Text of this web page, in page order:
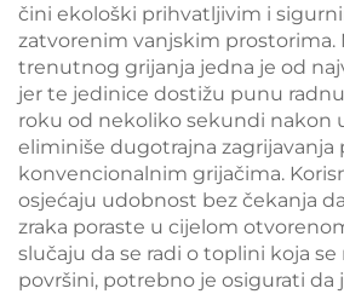
čini ekološki prihvatljivim i
zatvorenim vanjskim prostorima.
trenutnog grijanja jedna je od
jer te jedinice dostižu punu
roku od nekoliko sekundi nakon
eliminiše dugotrajna zagrijavanja
konvencionalnim grijačima.
osjećaju udobnost bez čekanja
zraka poraste u cijelom
slučaju da se radi o toplini koja
površini, potrebno je osigurati da